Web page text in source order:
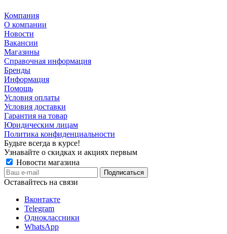
Компания
О компании
Новости
Вакансии
Магазины
Справочная информация
Бренды
Информация
Помощь
Условия оплаты
Условия доставки
Гарантия на товар
Юридическим лицам
Политика конфиденциальности
Будьте всегда в курсе!
Узнавайте о скидках и акциях первым
Новости магазина
Оставайтесь на связи
Вконтакте
Telegram
Одноклассники
WhatsApp